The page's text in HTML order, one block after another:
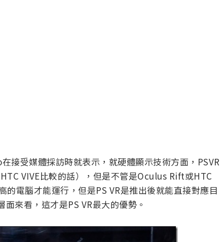
接受媒體採訪時就表示，就硬體顯示技術方面，PSVR
VIVE比較的話），但是不管是Oculus Rift或HTC
的電腦才能運行，但是PS VR是推出後就能直接對應目
來看，這才是PS VR最大的優勢。